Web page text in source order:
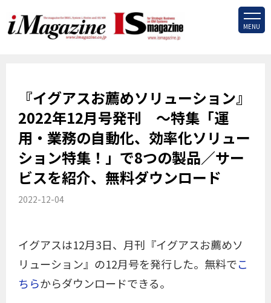
MENU
『イグアスお薦めソリューション』
2022年12月号発刊 ～特集「運
用・業務の自動化、効率化ソリュー
ション特集！」で8つの製品／サー
ビスを紹介、無料ダウンロード
2022-12-04
イグアスは12月3日、月刊『イグアスお薦めソ
リューション』の12月号を発行した。無料でこ
ちらからダウンロードできる。